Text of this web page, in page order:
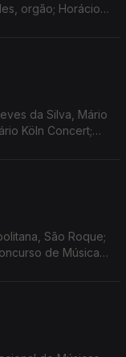
orgão; Horácio
da Silva, Mário
Köln Concert;
São Roque;
de Música